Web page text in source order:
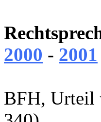
2000 - 2001
BFH, Urteil